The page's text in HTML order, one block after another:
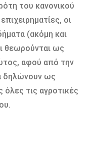
του κανονικού
οι
(ακόµη και
θεωρούνται ως
αφού από την
δηλώνουν ως
τις αγροτικές